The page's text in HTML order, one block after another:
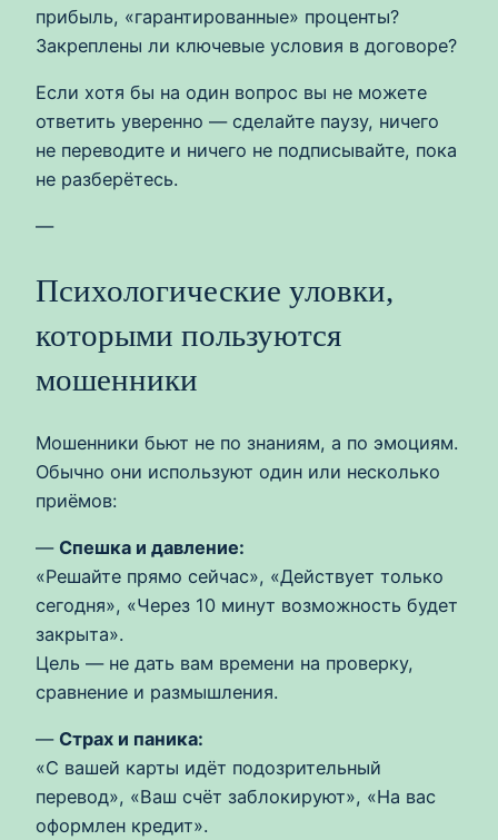
прибыль, «гарантированные» проценты?
Закреплены ли ключевые условия в договоре?
Если хотя бы на один вопрос вы не можете
ответить уверенно — сделайте паузу, ничего
не переводите и ничего не подписывайте, пока
не разберётесь.
—
Психологические уловки,
которыми пользуются
мошенники
Мошенники бьют не по знаниям, а по эмоциям.
Обычно они используют один или несколько
приёмов:
— Спешка и давление:
«Решайте прямо сейчас», «Действует только
сегодня», «Через 10 минут возможность будет
закрыта».
Цель — не дать вам времени на проверку,
сравнение и размышления.
— Страх и паника:
«С вашей карты идёт подозрительный
перевод», «Ваш счёт заблокируют», «На вас
оформлен кредит».